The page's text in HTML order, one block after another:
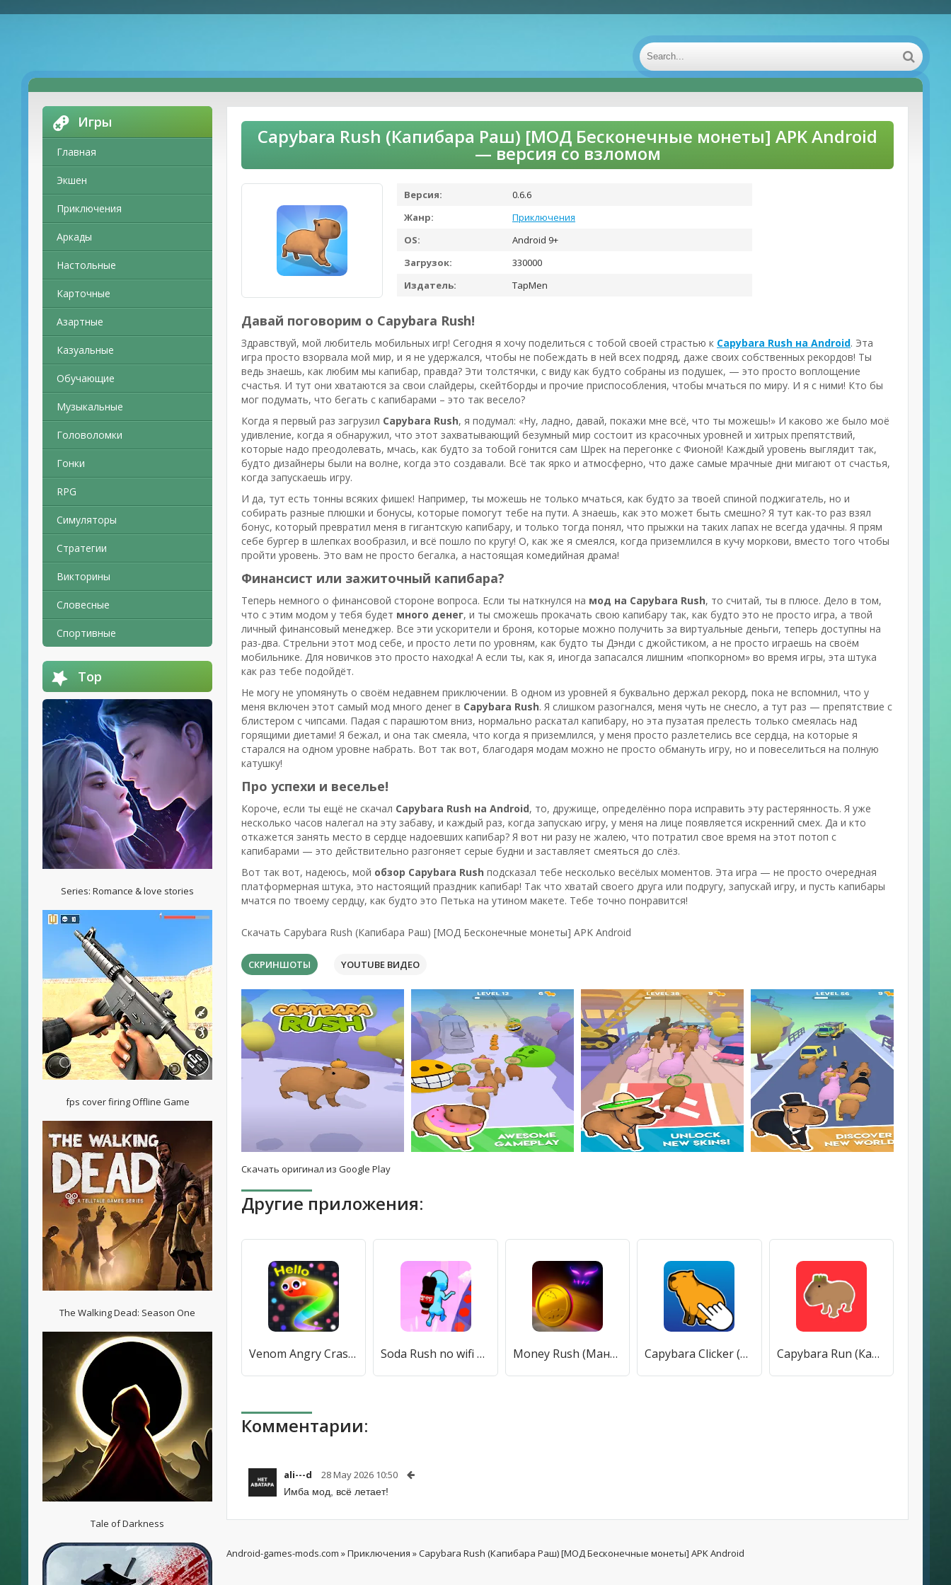
Игры
Главная
Экшен
Приключения
Аркады
Настольные
Карточные
Азартные
Казуальные
Обучающие
Музыкальные
Головоломки
Гонки
RPG
Симуляторы
Стратегии
Викторины
Словесные
Спортивные
Top
Series: Romance & love stories
fps cover firing Offline Game
The Walking Dead: Season One
Tale of Darkness
Capybara Rush (Капибара Раш) [МОД Бесконечные монеты] APK Android
— версия со взломом
Версия:
0.6.6
Жанр:
Приключения
OS:
Android 9+
Загрузок:
330000
Издатель:
TapMen
Давай поговорим о Capybara Rush!
Здравствуй, мой любитель мобильных игр! Сегодня я хочу поделиться с тобой своей страстью к Capybara Rush на Android. Эта
игра просто взорвала мой мир, и я не удержался, чтобы не побеждать в ней всех подряд, даже своих собственных рекордов! Ты
ведь знаешь, как любим мы капибар, правда? Эти толстячки, с виду как будто собраны из подушек, — это просто воплощение
счастья. И тут они хватаются за свои слайдеры, скейтборды и прочие приспособления, чтобы мчаться по миру. И я с ними! Кто бы
мог подумать, что бегать с капибарами – это так весело?
Когда я первый раз загрузил Capybara Rush, я подумал: «Ну, ладно, давай, покажи мне всё, что ты можешь!» И каково же было моё
удивление, когда я обнаружил, что этот захватывающий безумный мир состоит из красочных уровней и хитрых препятствий,
которые надо преодолевать, мчась, как будто за тобой гонится сам Шрек на перегонке с Фионой! Каждый уровень выглядит так,
будто дизайнеры были на волне, когда это создавали. Всё так ярко и атмосферно, что даже самые мрачные дни мигают от счастья,
когда запускаешь игру.
И да, тут есть тонны всяких фишек! Например, ты можешь не только мчаться, как будто за твоей спиной поджигатель, но и
собирать разные плюшки и бонусы, которые помогут тебе на пути. А знаешь, как это может быть смешно? Я тут как-то раз взял
бонус, который превратил меня в гигантскую капибару, и только тогда понял, что прыжки на таких лапах не всегда удачны. Я прям
себе бургер в шлепках вообразил, и всё пошло по кругу! О, как же я смеялся, когда приземлился в кучу моркови, вместо того чтобы
пройти уровень. Это вам не просто бегалка, а настоящая комедийная драма!
Финансист или зажиточный капибара?
Теперь немного о финансовой стороне вопроса. Если ты наткнулся на мод на Capybara Rush, то считай, ты в плюсе. Дело в том,
что с этим модом у тебя будет много денег, и ты сможешь прокачать свою капибару так, как будто это не просто игра, а твой
личный финансовый менеджер. Все эти ускорители и броня, которые можно получить за виртуальные деньги, теперь доступны на
раз-два. Стрельни этот мод себе, и просто лети по уровням, как будто ты Дэнди с джойстиком, а не просто играешь на своём
мобильнике. Для новичков это просто находка! А если ты, как я, иногда запасался лишним «попкорном» во время игры, эта штука
как раз тебе подойдёт.
Не могу не упомянуть о своём недавнем приключении. В одном из уровней я буквально держал рекорд, пока не вспомнил, что у
меня включен этот самый мод много денег в Capybara Rush. Я слишком разогнался, меня чуть не снесло, а тут раз — препятствие с
блистером с чипсами. Падая с парашютом вниз, нормально раскатал капибару, но эта пузатая прелесть только смеялась над
горящими диетами! Я бежал, и она так смеяла, что когда я приземлился, у меня просто разлетелись все сердца, на которые я
старался на одном уровне набрать. Вот так вот, благодаря модам можно не просто обмануть игру, но и повеселиться на полную
катушку!
Про успехи и веселье!
Короче, если ты ещё не скачал Capybara Rush на Android, то, дружище, определённо пора исправить эту растерянность. Я уже
несколько часов налегал на эту забаву, и каждый раз, когда запускаю игру, у меня на лице появляется искренний смех. Да и кто
откажется занять место в сердце надоевших капибар? Я вот ни разу не жалею, что потратил свое время на этот потоп с
капибарами — это действительно разгоняет серые будни и заставляет смеяться до слёз.
Вот так вот, надеюсь, мой обзор Capybara Rush подсказал тебе несколько весёлых моментов. Эта игра — не просто очередная
платформерная штука, это настоящий праздник капибар! Так что хватай своего друга или подругу, запускай игру, и пусть капибары
мчатся по твоему сердцу, как будто это Петька на утином макете. Тебе точно понравится!
Скачать Capybara Rush (Капибара Раш) [МОД Бесконечные монеты] APK Android
СКРИНШОТЫ YOUTUBE ВИДЕО
Скачать оригинал из Google Play
Другие приложения:
Venom Angry Crashy Rush Online (Веном Ангри Краши Раш Онлайн) [МОД Все открыто] APK Android Soda Rush no wifi games (Сода Раш) [МОД Premium] APK Android Money Rush (Мани Раш) [МОД Бесконечные монеты] APK Android Capybara Clicker (Капибара Кликер) [МОД Меню] APK Android Capybara Run (Капибара Ран) [МОД Много денег] APK Android
Комментарии:
ali---d 28 May 2026 10:50
Имба мод, всё летает!
Android-games-mods.com »Приключения » Capybara Rush (Капибара Раш) [МОД Бесконечные монеты] APK Android